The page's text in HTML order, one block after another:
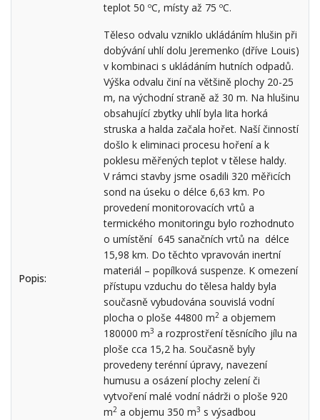
Popis:
teplot 50 ºC, místy až 75 ºC.
Těleso odvalu vzniklo ukládáním hlušin při
dobývání uhlí dolu Jeremenko (dříve Louis)
v kombinaci s ukládáním hutních odpadů.
Výška odvalu činí na většině plochy 20-25
m, na východní straně až 30 m. Na hlušinu
obsahující zbytky uhlí byla lita horká
struska a halda začala hořet. Naší činností
došlo k eliminaci procesu hoření a k
poklesu měřených teplot v tělese haldy.
V rámci stavby jsme osadili 320 měřicích
sond na úseku o délce 6,63 km. Po
provedení monitorovacích vrtů a
termického monitoringu bylo rozhodnuto
o umístění 645 sanačních vrtů na délce
15,98 km. Do těchto vpravován inertní
materiál – popílková suspenze. K omezení
přístupu vzduchu do tělesa haldy byla
současně vybudována souvislá vodní
plocha o ploše 44800 m2 a objemem
180000 m3 a rozprostření těsnícího jílu na
ploše cca 15,2 ha. Současně byly
provedeny terénní úpravy, navezení
humusu a osázení plochy zelení či
vytvoření malé vodní nádrži o ploše 920
m2 a objemu 350 m3 s výsadbou